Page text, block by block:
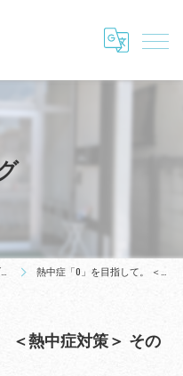
熱中症「0」を目指して。 ＜熱中症対策＞ その１
＜熱中症対策＞ その